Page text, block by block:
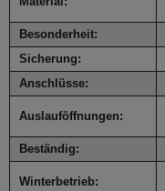
Besonderheit:
Sicherung:
Anschlüsse:
Auslauföffnungen:
Beständig:
Winterbetrieb: